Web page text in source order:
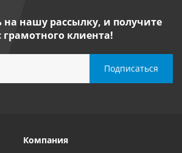
нашу рассылку, и получите
грамотного клиента!
Компания